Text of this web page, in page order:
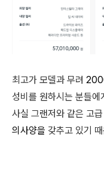
최고가 모델과 무려
성비를 원하시는 분들
사실 그랜저와 같은 고
의사양을 갖추고 있기